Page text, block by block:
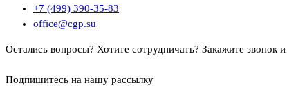
+7 (499) 390-35-83
office@cgp.su
Остались вопросы? Хотите сотрудничать? Закажите звонок
Подпишитесь на нашу рассылку